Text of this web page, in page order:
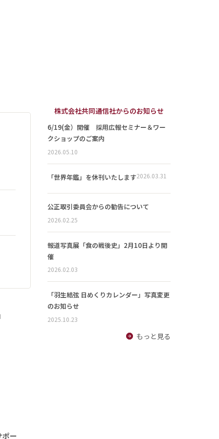
ポー
株式会社共同通信社からのお知らせ
6/19(金）開催 採用広報セミナー＆ワー
クショップのご案内
2026.05.10
「世界年鑑」を休刊いたします2026.03.31
公正取引委員会からの勧告について
2026.02.25
報道写真展「食の戦後史」2月10日より開
催
2026.02.03
「羽生結弦 日めくりカレンダー」写真変更
のお知らせ
2025.10.23
もっと見る